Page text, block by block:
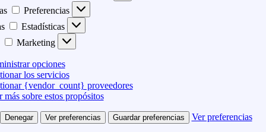
Preferencias
Estadísticas
Marketing
opciones
los servicios
{vendor_count} proveedores
más sobre estos propósitos
Denegar Ver preferencias Guardar preferencias Ver preferencias